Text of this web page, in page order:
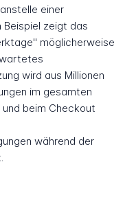
einer
zeigt das
möglicherweise
wird aus Millionen
im gesamten
beim Checkout
während der